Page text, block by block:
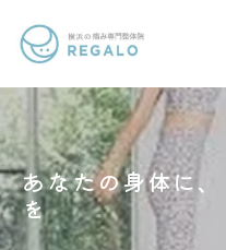
あなたの身体に
を